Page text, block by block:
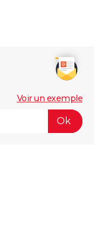
Voir un exemple